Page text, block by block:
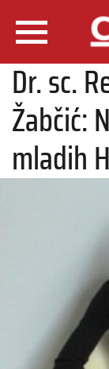
Dr. sc.
Žabčić:
mladih